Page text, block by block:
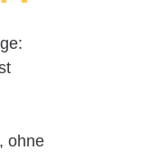
ohne